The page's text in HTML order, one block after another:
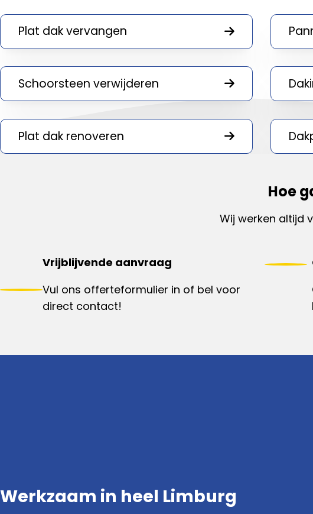
Plat dak vervangen
Schoorsteen verwijderen
Plat dak renoveren
Hoe
Wij werken altijd
Vrijblijvende aanvraag
Vul ons offerteformulier in of bel voor
direct contact!
Werkzaam in heel Limburg